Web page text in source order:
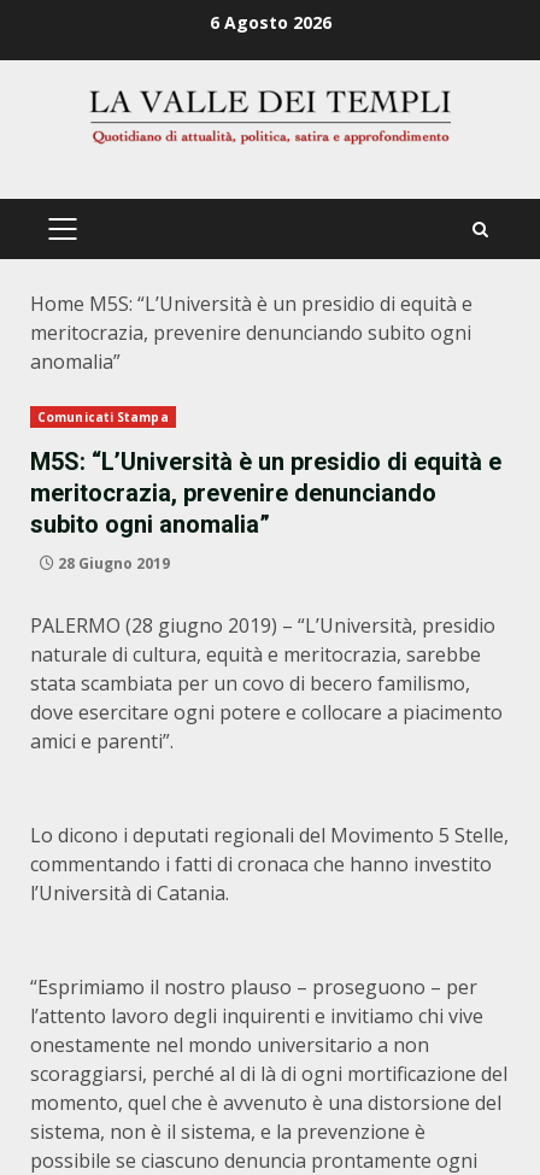
6 Agosto 2026
PRIMÄRES
Home M5S: “L’Università è un presidio di equità e
meritocrazia, prevenire denunciando subito ogni
anomalia”
Comunicati Stampa
M5S: “L’Università è un presidio di equità e
meritocrazia, prevenire denunciando
subito ogni anomalia”
28 Giugno 2019
PALERMO (28 giugno 2019) – “L’Università, presidio
naturale di cultura, equità e meritocrazia, sarebbe
stata scambiata per un covo di becero familismo,
dove esercitare ogni potere e collocare a piacimento
amici e parenti”.
Lo dicono i deputati regionali del Movimento 5 Stelle,
commentando i fatti di cronaca che hanno investito
l’Università di Catania.
“Esprimiamo il nostro plauso – proseguono – per
l’attento lavoro degli inquirenti e invitiamo chi vive
onestamente nel mondo universitario a non
scoraggiarsi, perché al di là di ogni mortificazione del
momento, quel che è avvenuto è una distorsione del
sistema, non è il sistema, e la prevenzione è
possibile se ciascuno denuncia prontamente ogni